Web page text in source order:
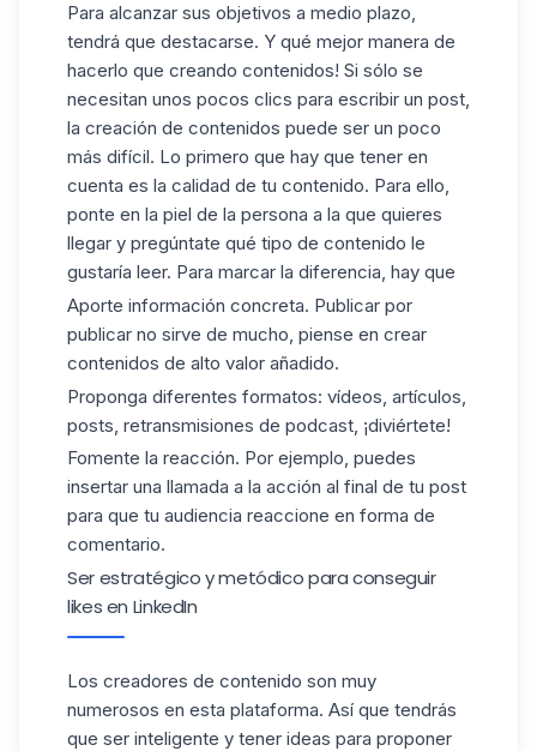
Para alcanzar sus objetivos a medio plazo,
tendrá que destacarse. Y qué mejor manera de
hacerlo que creando contenidos! Si sólo se
necesitan unos pocos clics para escribir un post,
la creación de contenidos puede ser un poco
más difícil. Lo primero que hay que tener en
cuenta es la calidad de tu contenido. Para ello,
ponte en la piel de la persona a la que quieres
llegar y pregúntate qué tipo de contenido le
gustaría leer. Para marcar la diferencia, hay que
Aporte información concreta. Publicar por
publicar no sirve de mucho, piense en crear
contenidos de alto valor añadido.
Proponga diferentes formatos: vídeos, artículos,
posts, retransmisiones de podcast, ¡diviértete!
Fomente la reacción. Por ejemplo, puedes
insertar una llamada a la acción al final de tu post
para que tu audiencia reaccione en forma de
comentario.
Ser estratégico y metódico para conseguir
likes en LinkedIn
Los creadores de contenido son muy
numerosos en esta plataforma. Así que tendrás
que ser inteligente y tener ideas para proponer